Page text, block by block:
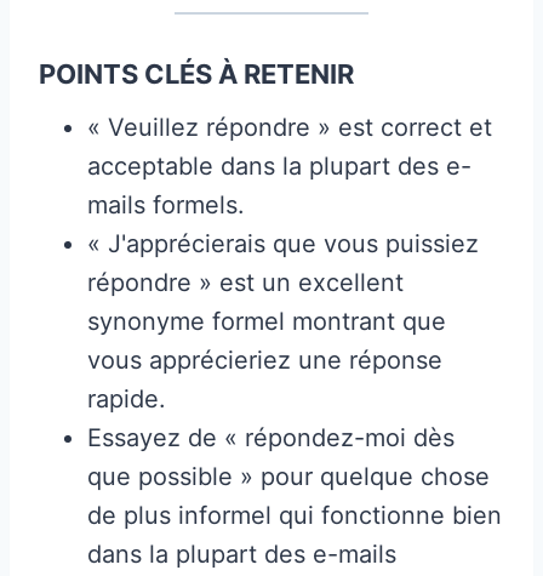
POINTS CLÉS À RETENIR
« Veuillez répondre » est correct et
acceptable dans la plupart des e-
mails formels.
« J'apprécierais que vous puissiez
répondre » est un excellent
synonyme formel montrant que
vous apprécieriez une réponse
rapide.
Essayez de « répondez-moi dès
que possible » pour quelque chose
de plus informel qui fonctionne bien
dans la plupart des e-mails